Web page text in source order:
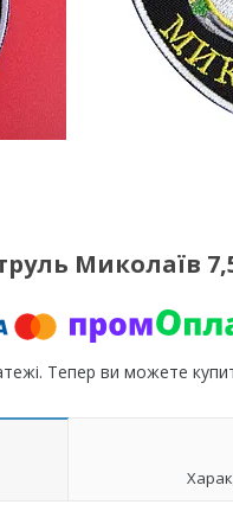
Миколаїв
Тепер ви можете